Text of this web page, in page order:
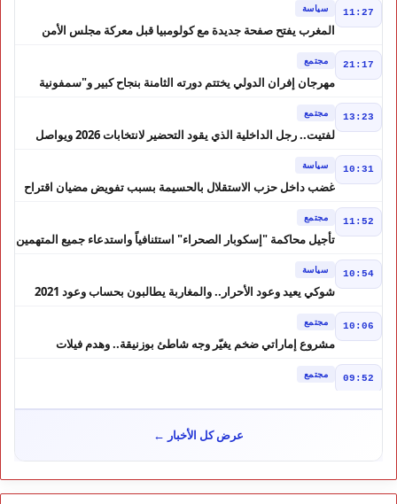
11:27 سياسة
المغرب يفتح صفحة جديدة مع كولومبيا قبل معركة مجلس الأمن
21:17 مجتمع
مهرجان إفران الدولي يختتم دورته الثامنة بنجاح كبير و"سمفونية
13:23 مجتمع
لفتيت.. رجل الداخلية الذي يقود التحضير لانتخابات 2026 ويواصل
10:31 سياسة
غضب داخل حزب الاستقلال بالحسيمة بسبب تفويض مضيان اقتراح
11:52 مجتمع
تأجيل محاكمة "إسكوبار الصحراء" استئنافياً واستدعاء جميع المتهمين
10:54 سياسة
شوكي يعيد وعود الأحرار.. والمغاربة يطالبون بحساب وعود 2021
10:06 مجتمع
مشروع إماراتي ضخم يغيّر وجه شاطئ بوزنيقة.. وهدم فيلات
09:52 مجتمع
الضحايا
المغرب
09:43 خارج الحدود
عرض كل الأخبار ←